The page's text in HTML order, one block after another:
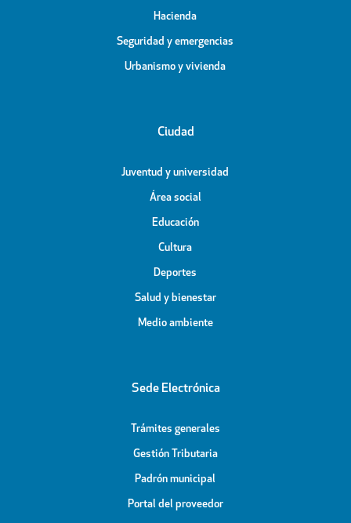
Hacienda
Seguridad y emergencias
Urbanismo y vivienda
Ciudad
Juventud y universidad
Área social
Educación
Cultura
Deportes
Salud y bienestar
Medio ambiente
Sede Electrónica
Trámites generales
Gestión Tributaria
Padrón municipal
Portal del proveedor